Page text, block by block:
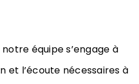
notre équipe s’engage à
l’écoute nécessaires à